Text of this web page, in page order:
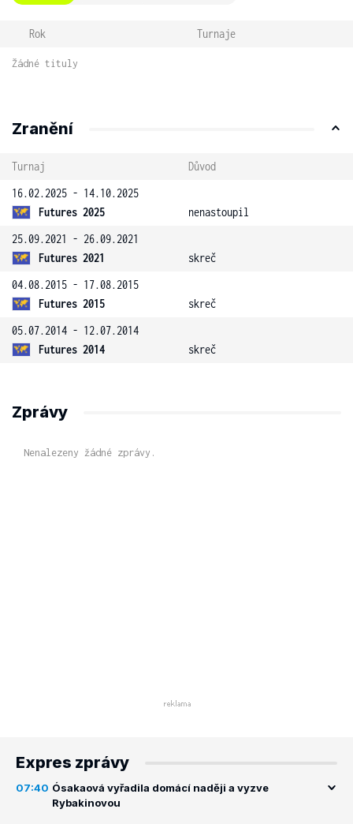
Rok Turnaje
Žádné tituly
Zranění
Turnaj
Důvod
16.02.2025 - 14.10.2025
Futures 2025
nenastoupil
25.09.2021 - 26.09.2021
Futures 2021
skreč
04.08.2015 - 17.08.2015
Futures 2015
skreč
05.07.2014 - 12.07.2014
Futures 2014
skreč
Zprávy
Nenalezeny žádné zprávy.
Expres zprávy
07:40 Ósakaová vyřadila domácí naději a vyzve
Rybakinovou